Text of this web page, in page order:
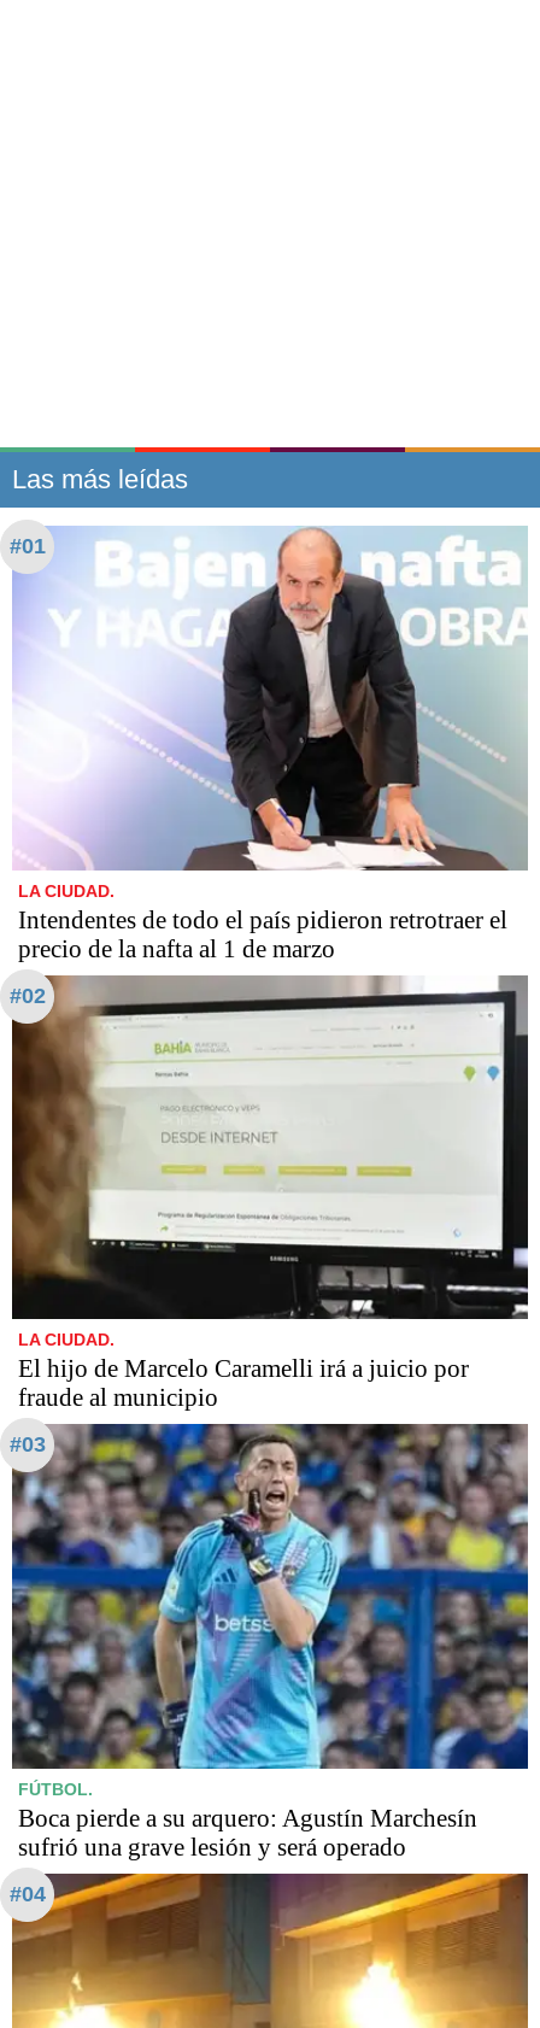
Las más leídas
#01
LA CIUDAD.
Intendentes de todo el país pidieron retrotraer el
precio de la nafta al 1 de marzo
#02
LA CIUDAD.
​​​​​El hijo de Marcelo Caramelli irá a juicio por
fraude al municipio
#03
FÚTBOL.
Boca pierde a su arquero: Agustín Marchesín
sufrió una grave lesión y será operado
#04